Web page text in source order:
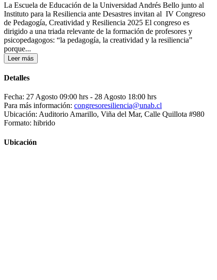
La Escuela de Educación de la Universidad Andrés Bello junto al
Instituto para la Resiliencia ante Desastres invitan al IV Congreso
de Pedagogía, Creatividad y Resiliencia 2025 El congreso es
dirigido a una triada relevante de la formación de profesores y
psicopedagogos: “la pedagogía, la creatividad y la resiliencia”
porque...
Leer más
Detalles
Fecha: 27 Agosto 09:00 hrs - 28 Agosto 18:00 hrs
Para más información: congresoresiliencia@unab.cl
Ubicación: Auditorio Amarillo, Viña del Mar, Calle Quillota #980
Formato: hibrido
Ubicación